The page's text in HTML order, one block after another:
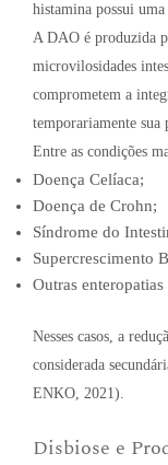
histamina possui
A DAO é produzida
microvilosidades
comprometem a
temporariamente sua
Entre as condições
Doença Celíaca;
Doença de Crohn;
Síndrome do
Supercrescimento
Outras
Nesses casos, a
considerada
ENKO, 2021).
Disbiose e